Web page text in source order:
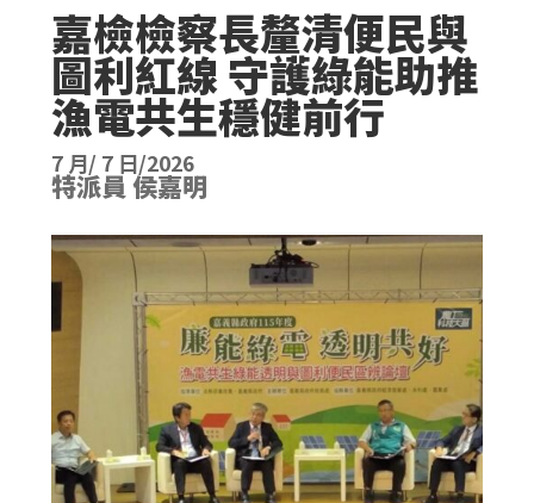
嘉檢檢察長釐清便民與
圖利紅線 守護綠能助推
漁電共生穩健前行
7 月/ 7 日/2026
特派員 侯嘉明